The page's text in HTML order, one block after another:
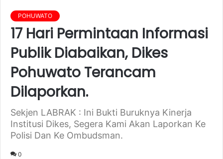
POHUWATO
17 Hari Permintaan Informasi
Publik Diabaikan, Dikes
Pohuwato Terancam
Dilaporkan.
Sekjen LABRAK : Ini Bukti Buruknya Kinerja
Institusi Dikes, Segera Kami Akan Laporkan Ke
Polisi Dan Ke Ombudsman.
0